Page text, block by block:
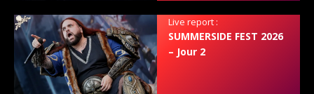
Live report :
SUMMERSIDE FEST 2026
– Jour 2